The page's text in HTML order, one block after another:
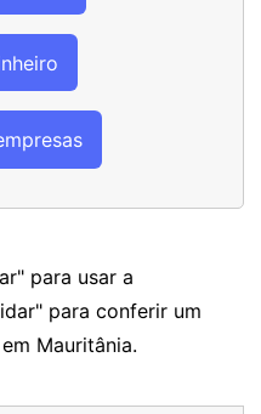
para usar a
para conferir um
Mauritânia.